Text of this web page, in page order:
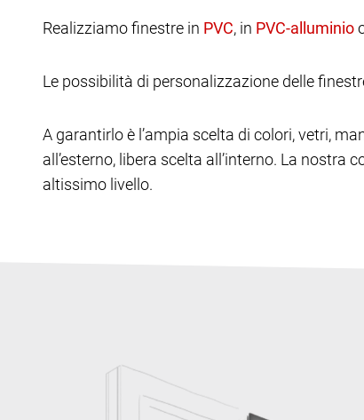
Realizziamo finestre in , in
Le possibilità di personalizzazione delle
A garantirlo è l’ampia scelta di colori, vetri,
all’esterno, libera scelta all’interno. La
altissimo livello.